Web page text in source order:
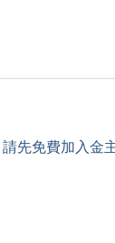
請先免費加入金